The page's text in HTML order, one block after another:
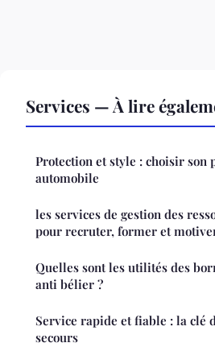
Services — À lire
Protection et style : choisir son
automobile
les services de gestion des
pour recruter, former et
Quelles sont les utilités des
anti bélier ?
Service rapide et fiable : la clé
secours